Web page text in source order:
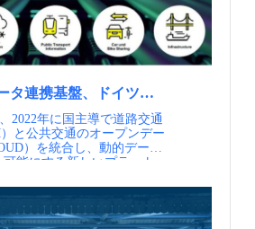
すサイン（資料④） 実施
道路空間が自動車に占有さ
となっていました。市はこ
ることを政策目的として掲
を組織し、車両を共同所
同型カーシェアが立ち上が
はこの取組を道路空間再編
け、立ち上げ補助や担当職
では54台が運用され、カー
8台の自家用車削減につな
2025はこれまでのロン
ーンにかかるベストプラク
とめられています。すなわ
長年のバスレーン設置の取
るでしょう。バスレーンの
おり、単なるインフラの設
インするかといった視点か
す。タイトルにある「デザ
ものの形状のみに着目した
ではなく、プロジェクト全
プラクテ
ていることから、多くの指
作成などの先端分野があ
事業」という枠組みで事業
時の福祉事業の受託コンサ
人の縁もあり、事業実施に
のビジネスを各地域で立ち
して一人親の皆さんを採用
モデルは、行政では実施で
しくは塩尻市のように外郭
実行できることが条件でし
ングという目的は実はあり
定められているジョブロー
中、行政は都市経営やデー
タルで主導する体制を強化
動サービスを統合するご当
」の開発を進めてきまし
に本格的にサービスを開始
は、HVVが統括する公共
ンデマンド交通
ア（SIXT share、MILES、
動キックボード（TIER、
移動サービスを、スマホ一
ビスを提供しています。人
ルク市において、2023年
ダウンロードを記録して
タ連携基盤、ドイツのモビリティデ
と公共交通のオープンデー
）を統合し、動的データ
能にする新しいプラット
始しています。 このよう
ルク市では、モビリティを
なく、都市そのものを動か